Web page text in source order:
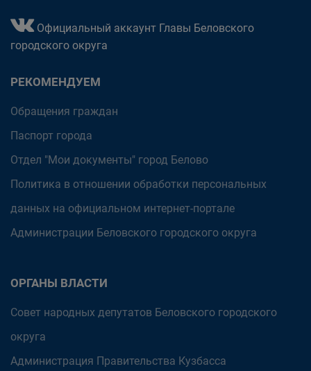
Официальный аккаунт Главы Беловского
городского округа
РЕКОМЕНДУЕМ
Обращения граждан
Паспорт города
Отдел "Мои документы" город Белово
Политика в отношении обработки персональных
данных на официальном интернет-портале
Администрации Беловского городского округа
ОРГАНЫ ВЛАСТИ
Совет народных депутатов Беловского городского
округа
Администрация Правительства Кузбасса